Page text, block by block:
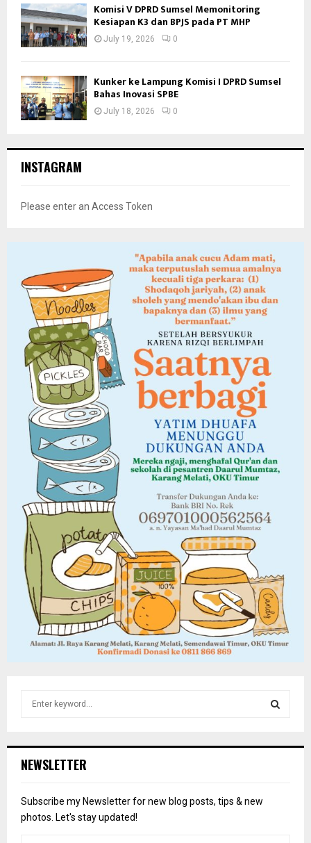
Komisi V DPRD Sumsel Memonitoring
Kesiapan K3 dan BPJS pada PT MHP
July 19, 2026 0
Kunker ke Lampung Komisi I DPRD Sumsel
Bahas Inovasi SPBE
July 18, 2026 0
INSTAGRAM
Please enter an Access Token
h
o
r
NEWSLETTER
Subscribe my Newsletter for new blog posts, tips & new
photos. Let's stay updated!